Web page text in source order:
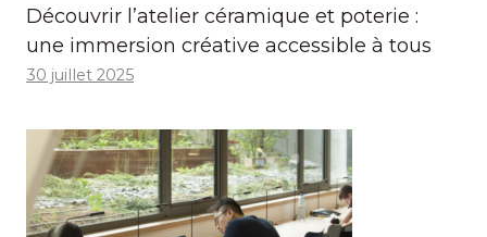
Découvrir l’atelier céramique et poterie :
une immersion créative accessible à tous
30 juillet 2025